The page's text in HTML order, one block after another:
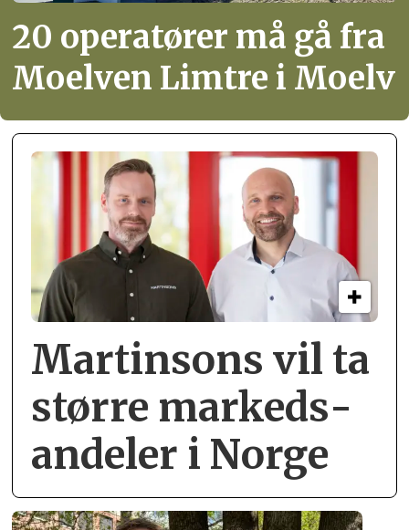
20 operatører må gå fra
Moelven Limtre i Moelv
Martinsons vil ta
større markeds­
andeler i Norge